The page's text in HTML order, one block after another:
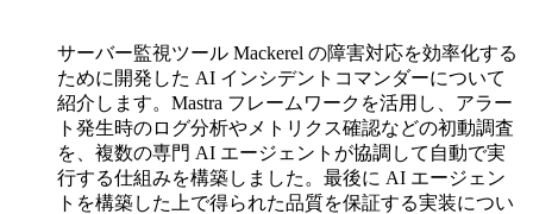
サーバー監視ツール Mackerel の障害対応を効率化する
ために開発した AI インシデントコマンダーについて
紹介します。Mastra フレームワークを活用し、アラー
ト発生時のログ分析やメトリクス確認などの初動調査
を、複数の専門 AI エージェントが協調して自動で実
行する仕組みを構築しました。最後に AI エージェン
トを構築した上で得られた品質を保証する実装につい